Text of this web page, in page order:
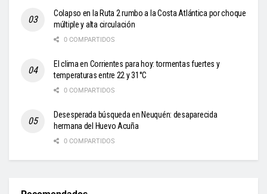
Colapso en la Ruta 2 rumbo a la Costa Atlántica por choque
múltiple y alta circulación
0 COMPARTIDOS
El clima en Corrientes para hoy: tormentas fuertes y
temperaturas entre 22 y 31°C
0 COMPARTIDOS
Desesperada búsqueda en Neuquén: desaparecida
hermana del Huevo Acuña
0 COMPARTIDOS